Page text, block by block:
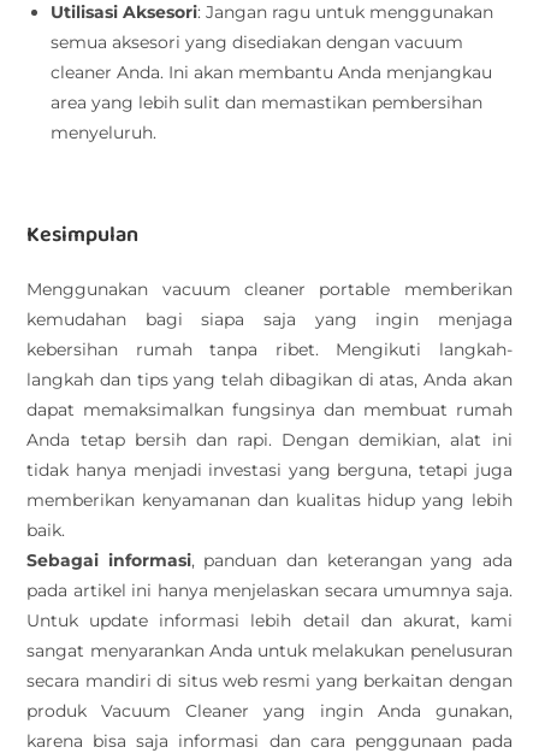
Utilisasi Aksesori: Jangan ragu untuk menggunakan
semua aksesori yang disediakan dengan vacuum
cleaner Anda. Ini akan membantu Anda menjangkau
area yang lebih sulit dan memastikan pembersihan
menyeluruh.
Kesimpulan
Menggunakan vacuum cleaner portable memberikan
kemudahan bagi siapa saja yang ingin menjaga
kebersihan rumah tanpa ribet. Mengikuti langkah-
langkah dan tips yang telah dibagikan di atas, Anda akan
dapat memaksimalkan fungsinya dan membuat rumah
Anda tetap bersih dan rapi. Dengan demikian, alat ini
tidak hanya menjadi investasi yang berguna, tetapi juga
memberikan kenyamanan dan kualitas hidup yang lebih
baik.
Sebagai informasi, panduan dan keterangan yang ada
pada artikel ini hanya menjelaskan secara umumnya saja.
Untuk update informasi lebih detail dan akurat, kami
sangat menyarankan Anda untuk melakukan penelusuran
secara mandiri di situs web resmi yang berkaitan dengan
produk Vacuum Cleaner yang ingin Anda gunakan,
karena bisa saja informasi dan cara penggunaan pada